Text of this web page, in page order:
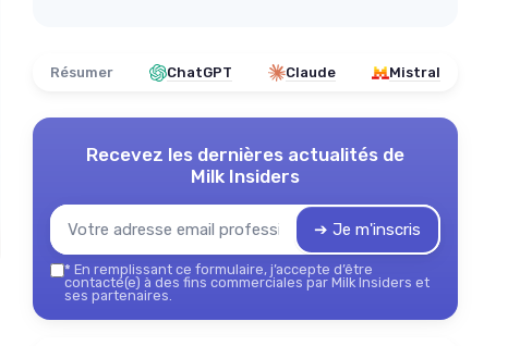
Résumer ChatGPT Claude Mistral
Recevez les dernières actualités de
Milk Insiders
➔ Je m'inscris
* En remplissant ce formulaire, j’accepte d’être
contacté(e) à des fins commerciales par Milk Insiders et
ses partenaires.